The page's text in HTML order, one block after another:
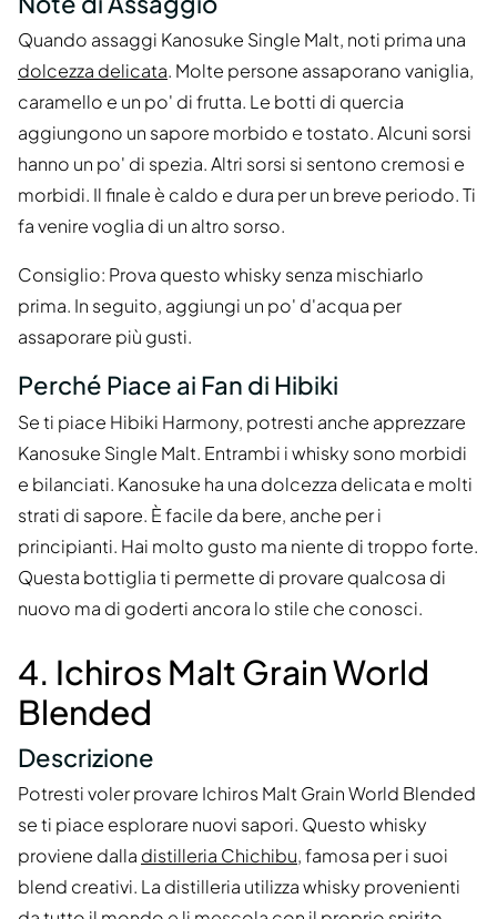
Quando assaggi Kanosuke Single Malt, noti prima una
dolcezza delicata. Molte persone assaporano vaniglia,
caramello e un po' di frutta. Le botti di quercia
aggiungono un sapore morbido e tostato. Alcuni sorsi
hanno un po' di spezia. Altri sorsi si sentono cremosi e
morbidi. Il finale è caldo e dura per un breve periodo. Ti
fa venire voglia di un altro sorso.
Consiglio: Prova questo whisky senza mischiarlo
prima. In seguito, aggiungi un po' d'acqua per
assaporare più gusti.
Perché Piace ai Fan di Hibiki
Se ti piace Hibiki Harmony, potresti anche apprezzare
Kanosuke Single Malt. Entrambi i whisky sono morbidi
e bilanciati. Kanosuke ha una dolcezza delicata e molti
strati di sapore. È facile da bere, anche per i
principianti. Hai molto gusto ma niente di troppo forte.
Questa bottiglia ti permette di provare qualcosa di
nuovo ma di goderti ancora lo stile che conosci.
4. Ichiros Malt Grain World
Blended
Descrizione
Potresti voler provare Ichiros Malt Grain World Blended
se ti piace esplorare nuovi sapori. Questo whisky
proviene dalla distilleria Chichibu, famosa per i suoi
blend creativi. La distilleria utilizza whisky provenienti